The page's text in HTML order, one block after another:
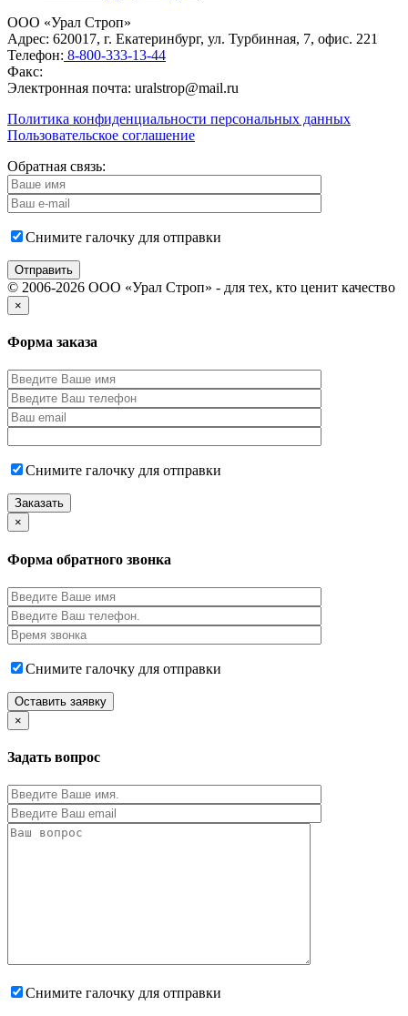
ООО «Урал Строп»
Адрес: 620017, г. Екатеринбург, ул. Турбинная, 7, офис. 221
Телефон: 8-800-333-13-44
Факс:
Электронная почта: uralstrop@mail.ru
Политика конфиденциальности персональных данных
Пользовательское соглашение
Обратная связь:
Снимите галочку для отправки
© 2006-2026 ООО «Урал Строп» - для тех, кто ценит качество
×
Форма заказа
Снимите галочку для отправки
×
Форма обратного звонка
Снимите галочку для отправки
×
Задать вопрос
Снимите галочку для отправки